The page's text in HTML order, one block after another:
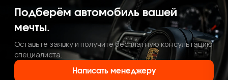
Подберём автомобиль вашей
мечты.
Оставьте заявку и получите бесплатную консультацию
специалиста.
Написать менеджеру